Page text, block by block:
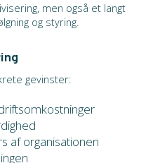
men også et langt
og styring.
gevinster:
af organisationen